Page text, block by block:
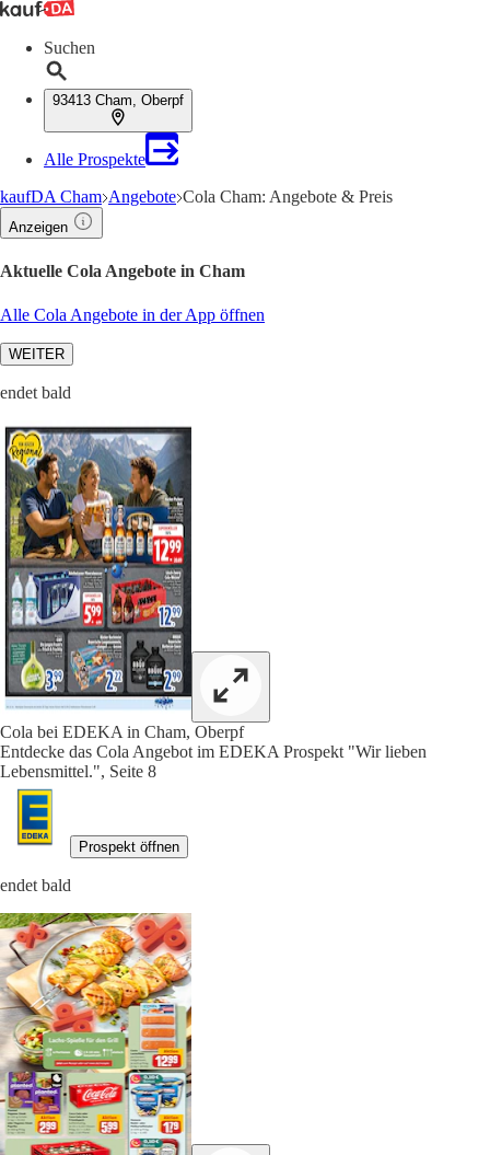
Suchen
93413 Cham, Oberpf
Alle Prospekte
kaufDA Cham Angebote Cola Cham: Angebote & Preis
Anzeigen
Aktuelle Cola Angebote in Cham
Alle Cola Angebote in der App öffnen
WEITER
endet bald
Cola bei EDEKA in Cham, Oberpf
Entdecke das Cola Angebot im EDEKA Prospekt "Wir lieben
Lebensmittel.", Seite 8
Prospekt öffnen
endet bald